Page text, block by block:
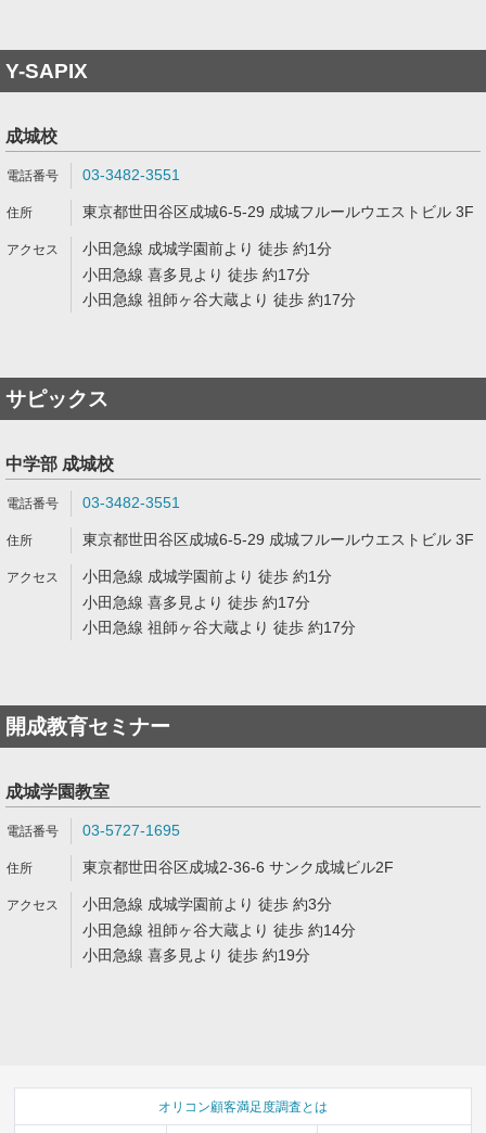
Y-SAPIX
成城校
03-3482-3551
東京都世田谷区成城6-5-29 成城フルールウエストビル 3F
小田急線 成城学園前より 徒歩 約1分
小田急線 喜多見より 徒歩 約17分
小田急線 祖師ヶ谷大蔵より 徒歩 約17分
サピックス
中学部 成城校
03-3482-3551
東京都世田谷区成城6-5-29 成城フルールウエストビル 3F
小田急線 成城学園前より 徒歩 約1分
小田急線 喜多見より 徒歩 約17分
小田急線 祖師ヶ谷大蔵より 徒歩 約17分
開成教育セミナー
成城学園教室
03-5727-1695
東京都世田谷区成城2-36-6 サンク成城ビル2F
小田急線 成城学園前より 徒歩 約3分
小田急線 祖師ヶ谷大蔵より 徒歩 約14分
小田急線 喜多見より 徒歩 約19分
オリコン顧客満足度調査とは